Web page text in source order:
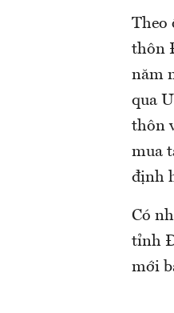
Theo
thôn
năm
qua
thôn
mua
định
Có
tỉnh
mới